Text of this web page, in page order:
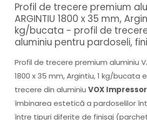
Profil de trecere premium
ARGINTIU 1800 x 35 mm,
kg/bucata - profil de
aluminiu pentru pardoseli,
Profil de trecere premium aluminiu
1800 x 35 mm, Argintiu, 1 kg/bucata
trecere din aluminiu VOX
îmbinarea estetică a pardoselilor
între tipuri diferite de finisaj